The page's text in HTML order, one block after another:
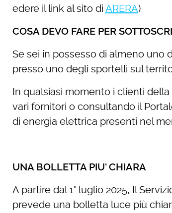
edere il link al sito di ARERA)
COSA DEVO FARE PER
Se sei in possesso di almeno uno
presso uno degli sportelli sul
In qualsiasi momento i clienti
vari fornitori o consultando il
di energia elettrica presenti nel
UNA BOLLETTA PIU' CHIARA
A partire dal 1° luglio 2025, Il
prevede una bolletta luce più